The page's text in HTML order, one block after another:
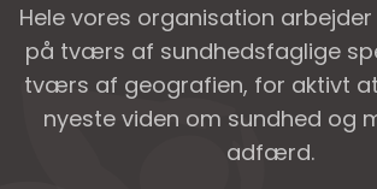
Hele vores organisation
på tværs af sundhedsfaglige
tværs af geografien, for aktivt
nyeste viden om sundhed og
adfærd.